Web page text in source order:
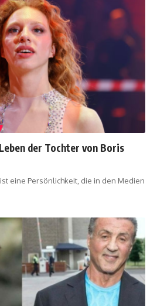
der Tochter von Boris
eine Persönlichkeit, die in den Medien